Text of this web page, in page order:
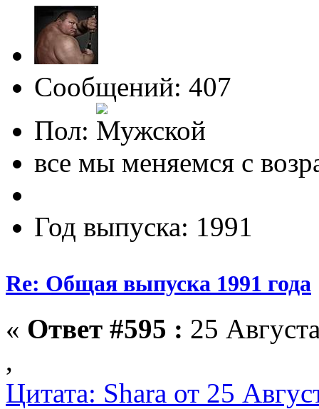
Сообщений: 407
Пол:
все мы меняемся с
Год выпуска: 1991
Re: Общая выпуска 1991 года
« Ответ #595 : 25
,
Цитата: Shara от 25